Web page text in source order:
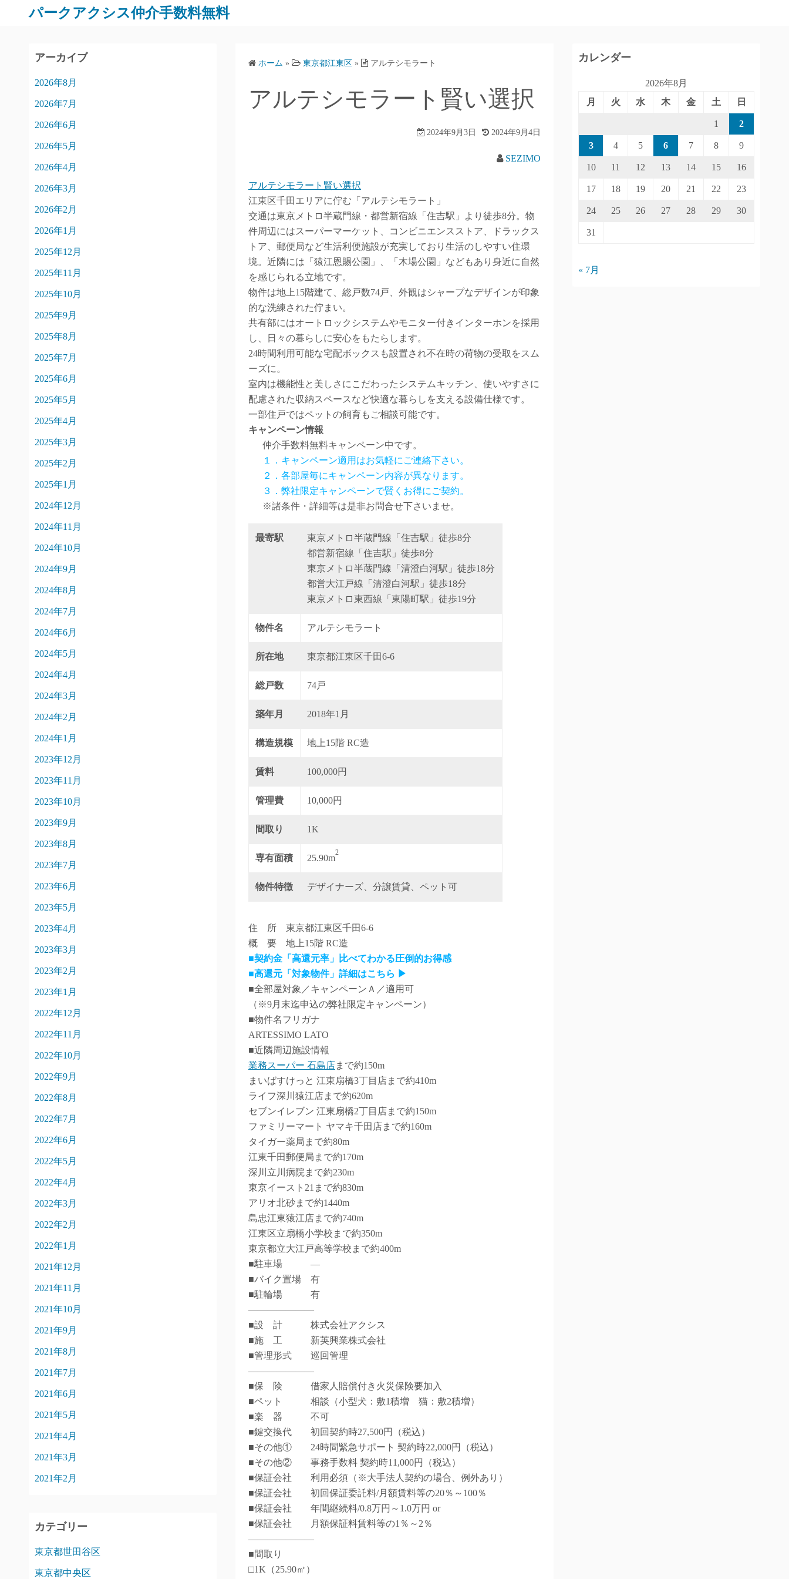
パークアクシス仲介手数料無料
ホーム » 東京都江東区 » アルテシモラート
アルテシモラート賢い選択
2024年9月3日 2024年9月4日
SEZIMO
アルテシモラート賢い選択
江東区千田エリアに佇む「アルテシモラート」
交通は東京メトロ半蔵門線・都営新宿線「住吉駅」より徒歩8分。物
件周辺にはスーパーマーケット、コンビニエンスストア、ドラックス
トア、郵便局など生活利便施設が充実しており生活のしやすい住環
境。近隣には「猿江恩賜公園」、「木場公園」などもあり身近に自然
を感じられる立地です。
物件は地上15階建て、総戸数74戸、外観はシャープなデザインが印象
的な洗練された佇まい。
共有部にはオートロックシステムやモニター付きインターホンを採用
し、日々の暮らしに安心をもたらします。
24時間利用可能な宅配ボックスも設置され不在時の荷物の受取をスム
ーズに。
室内は機能性と美しさにこだわったシステムキッチン、使いやすさに
配慮された収納スペースなど快適な暮らしを支える設備仕様です。
一部住戸ではペットの飼育もご相談可能です。
キャンペーン情報
仲介手数料無料キャンペーン中です。
１．キャンペーン適用はお気軽にご連絡下さい。
２．各部屋毎にキャンペーン内容が異なります。
３．弊社限定キャンペーンで賢くお得にご契約。
※諸条件・詳細等は是非お問合せ下さいませ。
最寄駅
東京メトロ半蔵門線「住吉駅」徒歩8分
都営新宿線「住吉駅」徒歩8分
東京メトロ半蔵門線「清澄白河駅」徒歩18分
都営大江戸線「清澄白河駅」徒歩18分
東京メトロ東西線「東陽町駅」徒歩19分
物件名 アルテシモラート
所在地 東京都江東区千田6‐6
総戸数 74戸
築年月 2018年1月
構造規模 地上15階 RC造
賃料 100,000円
管理費 10,000円
間取り 1K
専有面積 25.90m
2
物件特徴 デザイナーズ、分譲賃貸、ペット可
住 所 東京都江東区千田6-6
概 要 地上15階 RC造
■契約金「高還元率」比べてわかる圧倒的お得感
■高還元「対象物件」詳細はこちら ▶
■全部屋対象／キャンペーンＡ／適用可
（※9月末迄申込の弊社限定キャンペーン）
■物件名フリガナ
ARTESSIMO LATO
■近隣周辺施設情報
業務スーパー 石島店まで約150m
まいばすけっと 江東扇橋3丁目店まで約410m
ライフ深川猿江店まで約620m
セブンイレブン 江東扇橋2丁目店まで約150m
ファミリーマート ヤマキ千田店まで約160m
タイガー薬局まで約80m
江東千田郵便局まで約170m
深川立川病院まで約230m
東京イースト21まで約830m
アリオ北砂まで約1440m
島忠江東猿江店まで約740m
江東区立扇橋小学校まで約350m
東京都立大江戸高等学校まで約400m
■駐車場 ―
■バイク置場 有
■駐輪場 有
―――――――
■設 計 株式会社アクシス
■施 工 新英興業株式会社
■管理形式 巡回管理
―――――――
■保 険 借家人賠償付き火災保険要加入
■ペット 相談（小型犬：敷1積増 猫：敷2積増）
■楽 器 不可
■鍵交換代 初回契約時27,500円（税込）
■その他① 24時間緊急サポート 契約時22,000円（税込）
■その他② 事務手数料 契約時11,000円（税込）
■保証会社 利用必須（※大手法人契約の場合、例外あり）
■保証会社 初回保証委託料/月額賃料等の20％～100％
■保証会社 年間継続料/0.8万円～1.0万円 or
■保証会社 月額保証料賃料等の1％～2％
―――――――
■間取り
□1K（25.90㎡）
アーカイブ
2026年8月
2026年7月
2026年6月
2026年5月
2026年4月
2026年3月
2026年2月
2026年1月
2025年12月
2025年11月
2025年10月
2025年9月
2025年8月
2025年7月
2025年6月
2025年5月
2025年4月
2025年3月
2025年2月
2025年1月
2024年12月
2024年11月
2024年10月
2024年9月
2024年8月
2024年7月
2024年6月
2024年5月
2024年4月
2024年3月
2024年2月
2024年1月
2023年12月
2023年11月
2023年10月
2023年9月
2023年8月
2023年7月
2023年6月
2023年5月
2023年4月
2023年3月
2023年2月
2023年1月
2022年12月
2022年11月
2022年10月
2022年9月
2022年8月
2022年7月
2022年6月
2022年5月
2022年4月
2022年3月
2022年2月
2022年1月
2021年12月
2021年11月
2021年10月
2021年9月
2021年8月
2021年7月
2021年6月
2021年5月
2021年4月
2021年3月
2021年2月
カテゴリー
東京都世田谷区
東京都中央区
カレンダー
2026年8月
月
火 水 木 金 土 日
1 2
3 4 5 6 7 8 9
10 11 12 13 14 15 16
17 18 19 20 21 22 23
24 25 26 27 28 29 30
31
« 7月